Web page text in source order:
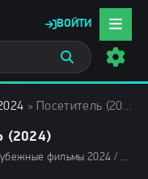
ВОЙТИ
» Посетитель (2024)
(2024)
Ужасы 2024 / Зарубежные фильмы 2024 / Новинки кино 2024 / Последние фильмы 2024 / Фильмы лета 2024 / Фильмы 2024 / Смотреть фильмы онлайн